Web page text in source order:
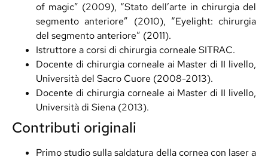
of magic” (2009), “Stato dell’arte in chirurgia del
segmento anteriore” (2010), “Eyelight: chirurgia
del segmento anteriore” (2011).
Istruttore a corsi di chirurgia corneale SITRAC.
Docente di chirurgia corneale ai Master di II livello,
Università del Sacro Cuore (2008-2013).
Docente di chirurgia corneale ai Master di II livello,
Università di Siena (2013).
Contributi originali
Primo studio sulla saldatura della cornea con laser a